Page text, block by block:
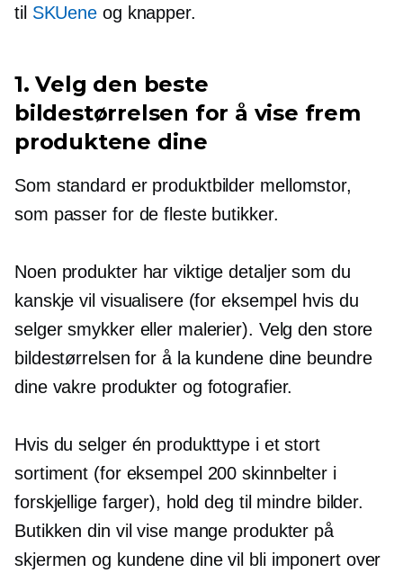
til SKUene og knapper.
1. Velg den beste
bildestørrelsen for å vise frem
produktene dine
Som standard er produktbilder mellomstor,
som passer for de fleste butikker.
Noen produkter har viktige detaljer som du
kanskje vil visualisere (for eksempel hvis du
selger smykker eller malerier). Velg den store
bildestørrelsen for å la kundene dine beundre
dine vakre produkter og fotografier.
Hvis du selger én produkttype i et stort
sortiment (for eksempel 200 skinnbelter i
forskjellige farger), hold deg til mindre bilder.
Butikken din vil vise mange produkter på
skjermen og kundene dine vil bli imponert over